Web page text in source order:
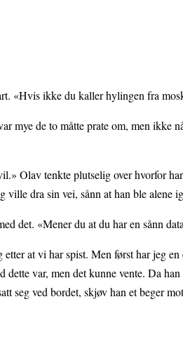
«Hvis ikke du kaller hylingen fra
mye de to måtte prate om, men ikke
Olav tenkte plutselig over hvorfor
dra sin vei, sånn at han ble alene
det. «Mener du at du har en sånn
at vi har spist. Men først har jeg
var, men det kunne vente. Da
seg ved bordet, skjøv han et beger